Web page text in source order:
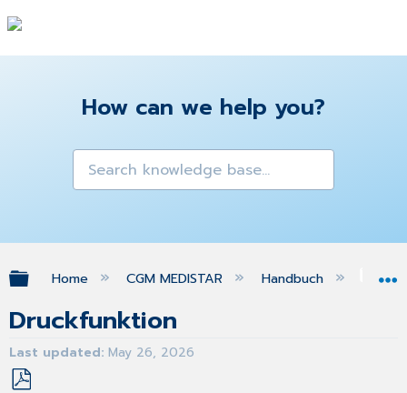
How can we help you?
Expand/collapse global hierarchy
Home CGM MEDISTAR Handbuch
Druckfunktion
Last updated May 26, 2026